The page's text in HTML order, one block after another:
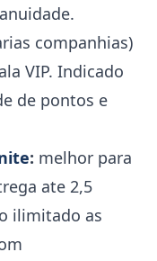
companhias)
VIP. Indicado
de pontos e
: melhor para
ate 2,5
ilimitado as